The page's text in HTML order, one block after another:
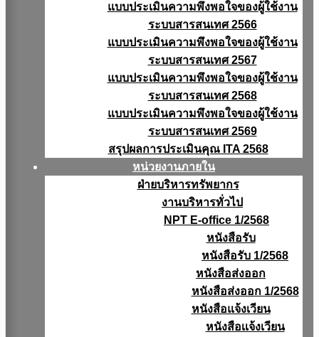
แบบประเมินความพึงพอใจของผู้ใช้งาน
ระบบสารสนเทศ 2566
แบบประเมินความพึงพอใจของผู้ใช้งาน
ระบบสารสนเทศ 2567
แบบประเมินความพึงพอใจของผู้ใช้งาน
ระบบสารสนเทศ 2568
แบบประเมินความพึงพอใจของผู้ใช้งาน
ระบบสารสนเทศ 2569
สรุปผลการประเมินคุณ ITA 2568
หน่วยงานภายใน
ฝ่ายบริหารทรัพยากร
งานบริหารทั่วไป
NPT E-office 1/2568
หนังสือรับ
หนังสือรับ 1/2568
หนังสือส่งออก
หนังสือส่งออก 1/2568
หนังสือแจ้งเวียน
หนังสือเเจ้งเวียน